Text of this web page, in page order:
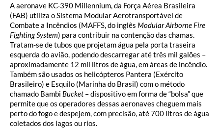
A aeronave KC-390 Millennium, da Força Aérea Brasileira
(FAB) utiliza o Sistema Modular Aerotransportável de
Combate a Incêndios (MAFFS, do inglês Modular Airborne Fire
Fighting System) para contribuir na contenção das chamas.
Tratam-se de tubos que projetam água pela porta traseira
esquerda do avião, podendo descarregar até três mil galões –
aproximadamente 12 mil litros de água, em áreas de incêndio.
Também são usados os helicópteros Pantera (Exército
Brasileiro) e Esquilo (Marinha do Brasil) com o método
chamado Bambi Bucket– dispositivo em forma de “bolsa” que
permite que os operadores dessas aeronaves cheguem mais
perto do fogo e despejem, com precisão, até 700 litros de água
coletados dos lagos ou rios.